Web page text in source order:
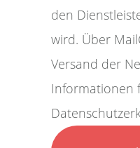
den
wird. Über
Versand der
Informationen